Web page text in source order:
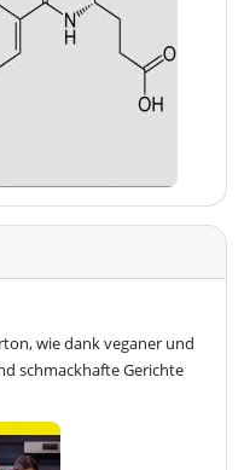
wie dank veganer und
schmackhafte Gerichte